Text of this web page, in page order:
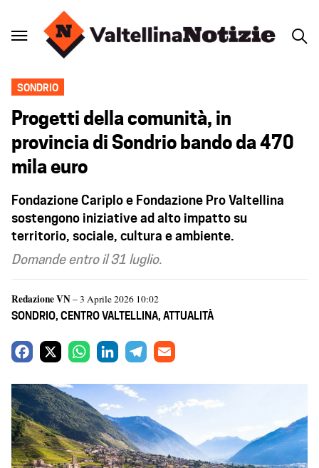
SONDRIO
Progetti della comunità, in
provincia di Sondrio bando da 470
mila euro
Fondazione Cariplo e Fondazione Pro Valtellina
sostengono iniziative ad alto impatto su
territorio, sociale, cultura e ambiente.
Domande entro il 31 luglio.
Redazione VN– 3 Aprile 2026 10:02
SONDRIO, CENTRO VALTELLINA, ATTUALITÀ
c
e
b
o
t
s
A
n
k
e
d
e
g
r
i
l